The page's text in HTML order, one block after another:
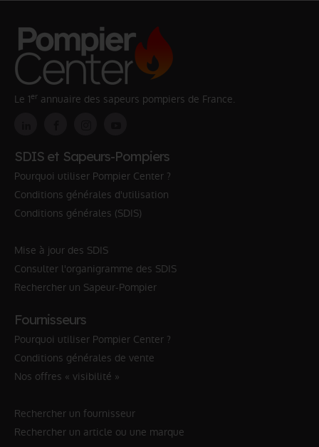
Le 1er annuaire des sapeurs pompiers de France.
SDIS et Sapeurs-Pompiers
Pourquoi utiliser Pompier Center ?
Conditions générales d'utilisation
Conditions générales (SDIS)
Mise à jour des SDIS
Consulter l'organigramme des SDIS
Rechercher un Sapeur-Pompier
Fournisseurs
Pourquoi utiliser Pompier Center ?
Conditions générales de vente
Nos offres « visibilité »
Rechercher un fournisseur
Rechercher un article ou une marque